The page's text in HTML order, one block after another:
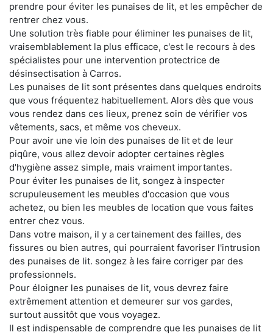
prendre pour éviter les punaises de lit, et les empêcher de
rentrer chez vous.
Une solution très fiable pour éliminer les punaises de lit,
vraisemblablement la plus efficace, c'est le recours à des
spécialistes pour une intervention protectrice de
désinsectisation à Carros.
Les punaises de lit sont présentes dans quelques endroits
que vous fréquentez habituellement. Alors dès que vous
vous rendez dans ces lieux, prenez soin de vérifier vos
vêtements, sacs, et même vos cheveux.
Pour avoir une vie loin des punaises de lit et de leur
piqûre, vous allez devoir adopter certaines règles
d'hygiène assez simple, mais vraiment importantes.
Pour éviter les punaises de lit, songez à inspecter
scrupuleusement les meubles d'occasion que vous
achetez, ou bien les meubles de location que vous faites
entrer chez vous.
Dans votre maison, il y a certainement des failles, des
fissures ou bien autres, qui pourraient favoriser l'intrusion
des punaises de lit. songez à les faire corriger par des
professionnels.
Pour éloigner les punaises de lit, vous devrez faire
extrêmement attention et demeurer sur vos gardes,
surtout aussitôt que vous voyagez.
Il est indispensable de comprendre que les punaises de lit